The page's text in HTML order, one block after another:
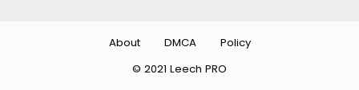
© 2021 Leech PRO
About DMCA Policy